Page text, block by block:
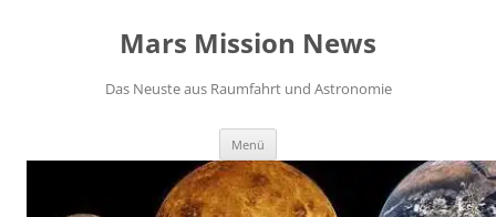
Mars Mission News
Das Neuste aus Raumfahrt und Astronomie
Menü